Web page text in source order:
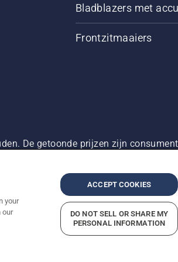
Bladblazers met accu
Frontzitmaaiers
De getoonde prijzen zijn
Bedrijfsgegevens Report Suspected
your
our
ACCEPT COOKIES
DO NOT SELL OR SHARE MY
PERSONAL INFORMATION